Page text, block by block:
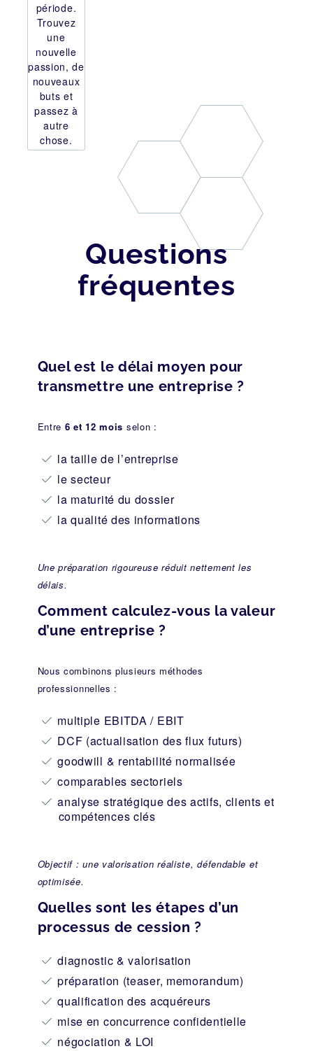
période.
Trouvez
une
nouvelle
passion, de
nouveaux
buts et
passez à
autre
chose.
Questions
fréquentes
Quel est le délai moyen pour
transmettre une entreprise ?
Entre 6 et 12 mois selon :
la taille de l’entreprise
le secteur
la maturité du dossier
la qualité des informations
Une préparation rigoureuse réduit nettement les
délais.
Comment calculez-vous la valeur
d’une entreprise ?
Nous combinons plusieurs méthodes
professionnelles :
multiple EBITDA / EBIT
DCF (actualisation des flux futurs)
goodwill & rentabilité normalisée
comparables sectoriels
analyse stratégique des actifs, clients et
compétences clés
Objectif : une valorisation réaliste, défendable et
optimisée.
Quelles sont les étapes d’un
processus de cession ?
diagnostic & valorisation
préparation (teaser, memorandum)
qualification des acquéreurs
mise en concurrence confidentielle
négociation & LOI